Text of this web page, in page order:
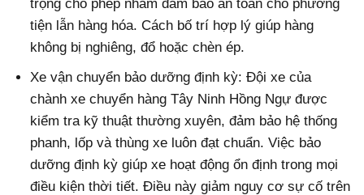
trọng cho phép nhằm đảm bảo an toàn cho phương
tiện lẫn hàng hóa. Cách bố trí hợp lý giúp hàng
không bị nghiêng, đổ hoặc chèn ép.
Xe vận chuyển bảo dưỡng định kỳ: Đội xe của
chành xe chuyển hàng Tây Ninh Hồng Ngự được
kiểm tra kỹ thuật thường xuyên, đảm bảo hệ thống
phanh, lốp và thùng xe luôn đạt chuẩn. Việc bảo
dưỡng định kỳ giúp xe hoạt động ổn định trong mọi
điều kiện thời tiết. Điều này giảm nguy cơ sự cố trên